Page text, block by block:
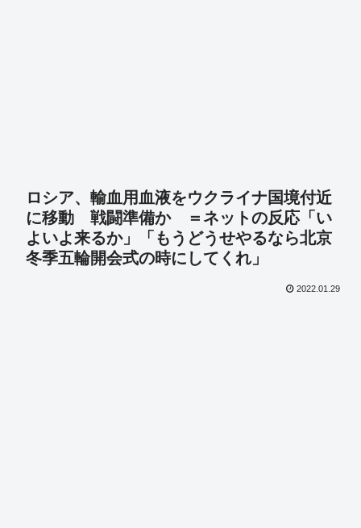
ロシア、輸血用血液をウクライナ国境付近
に移動 戦闘準備か ＝ネットの反応「い
よいよ来るか」「もうどうせやるなら北京
冬季五輪開会式の時にしてくれ」
2022.01.29